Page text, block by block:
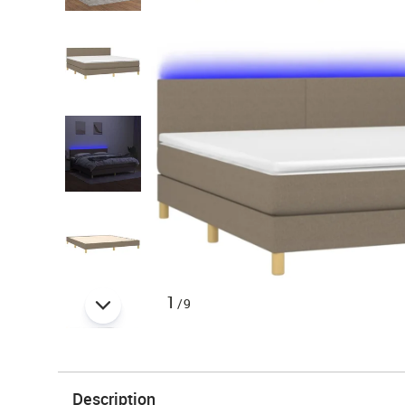
1 /9
Description